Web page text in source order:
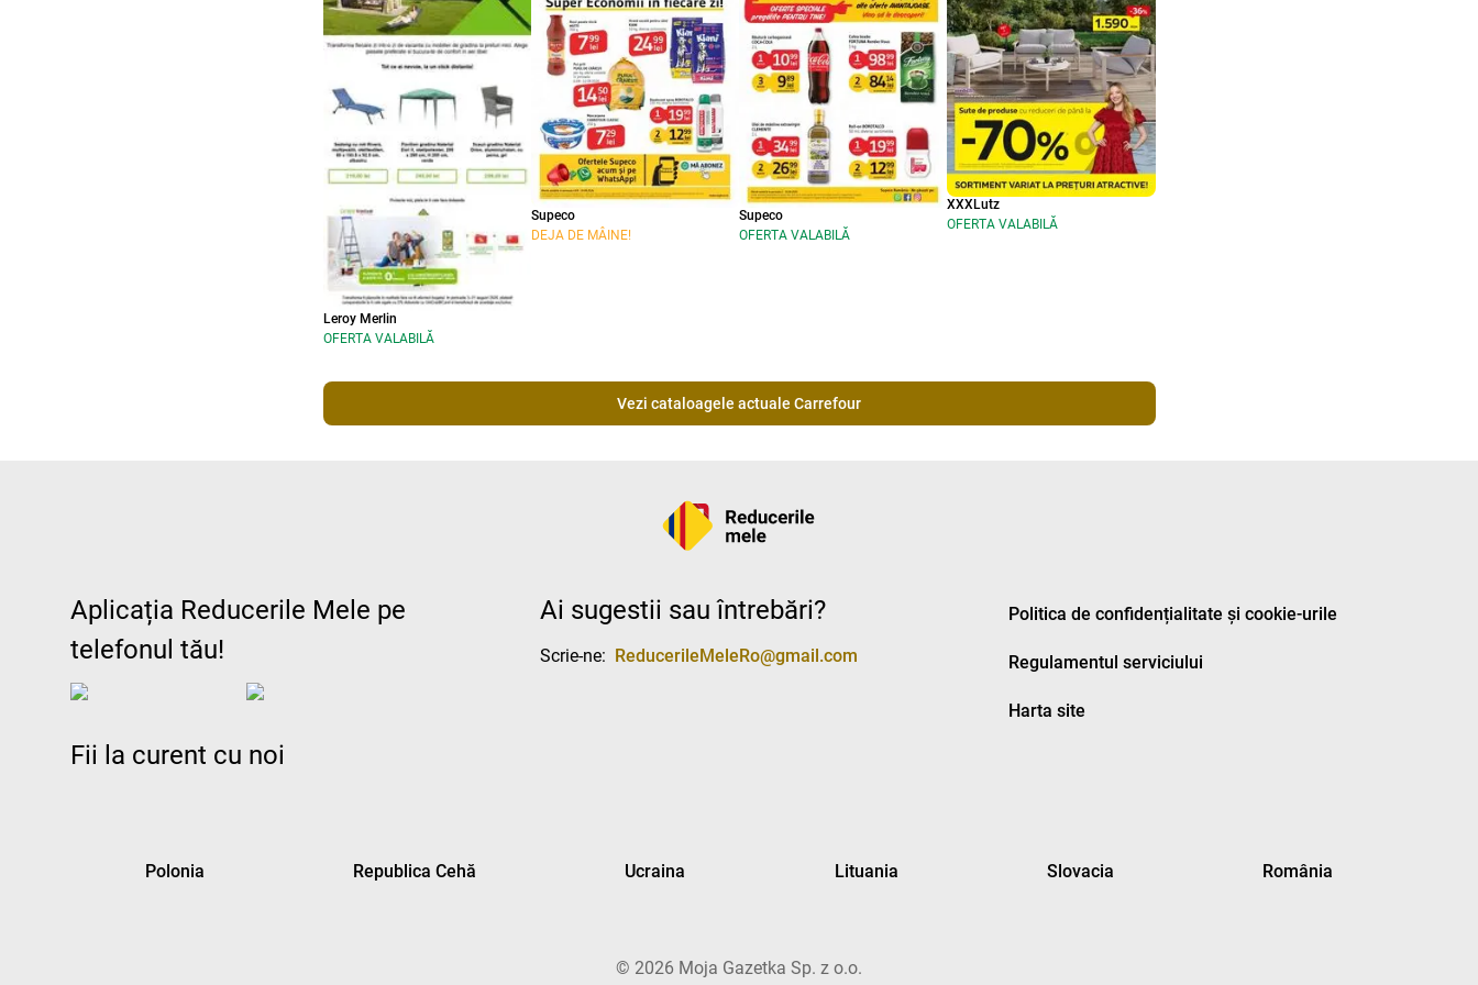
Leroy Merlin
OFERTA VALABILĂ
Supeco
DEJA DE MÂINE!
Supeco
OFERTA VALABILĂ
XXXLutz
OFERTA VALABILĂ
Vezi cataloagele actuale Carrefour
Aplicația Reducerile Mele pe
telefonul tău!
Fii la curent cu noi
Ai sugestii sau întrebări?
Scrie-ne: ReducerileMeleRo@gmail.com
Politica de confidențialitate și cookie-urile
Regulamentul serviciului
Harta site
Polonia Republica Cehă Ucraina Lituania Slovacia România
© 2026 Moja Gazetka Sp. z o.o.